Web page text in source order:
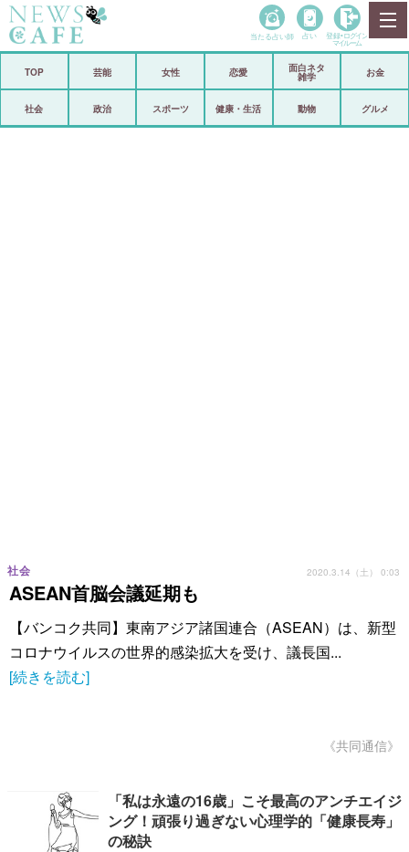
政治
当たる占い師 占い 登録• ログイン
マイルーム
TOP 芸能 女性 恋愛
面白ネタ
雑学
お金
社会 政治 スポーツ 健康・生活 動物 グルメ
ASEAN首脳会議延期も
社会 2020.3.14（土） 0:03
【バンコク共同】東南アジア諸国連合（ASEAN）は、新型
コロナウイルスの世界的感染拡大を受け、議長国...
[続きを読む]
《共同通信》
「私は永遠の16歳」こそ最高のアンチエイジ
ング！頑張り過ぎない心理学的「健康長寿」
の秘訣